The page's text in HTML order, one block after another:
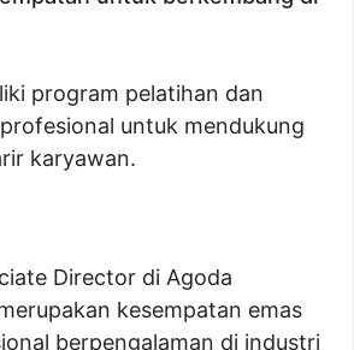
program pelatihan dan
untuk mendukung
karyawan.
Director di Agoda
kesempatan emas
berpengalaman di industri